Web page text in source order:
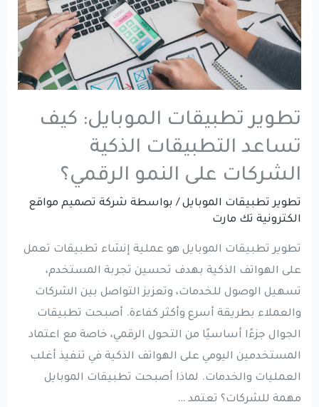
تطوير تطبيقات الموبايل: كيف
تساعد التطبيقات الذكية
الشركات على النمو الرقمي؟
تطوير تطبيقات الموبايل / بواسطة شركة تصميم مواقع
الكترونية تك مارت
تطوير تطبيقات الموبايل هو عملية إنشاء تطبيقات تعمل
على الهواتف الذكية بهدف تحسين تجربة المستخدم،
تسهيل الوصول للخدمات، وتعزيز التواصل بين الشركات
والعملاء بطريقة أسرع وأكثر كفاءة. أصبحت تطبيقات
الجوال جزءًا أساسيًا من التحول الرقمي، خاصة مع اعتماد
المستخدمين اليومي على الهواتف الذكية في تنفيذ أغلب
العمليات والخدمات. لماذا أصبحت تطبيقات الموبايل
مهمة للشركات؟ تعتمد …